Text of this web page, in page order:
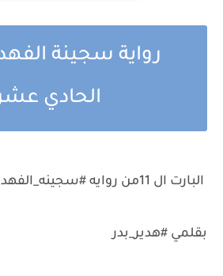
رواية سجينة
الحادي
البارت ال 11من روايه #سجينه_الفهد
بقلمي #هدير_بدر